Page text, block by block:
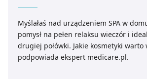
Myślałaś nad urządzeniem SPA w
pomysł na pełen relaksu wieczór i
drugiej połówki. Jakie kosmetyki warto
podpowiada ekspert medicare.pl.